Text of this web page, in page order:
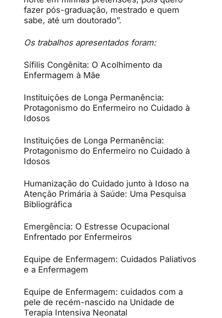
fazer pós-graduação, mestrado e quem
sabe, até um doutorado”.
Os trabalhos apresentados foram:
Sífilis Congênita: O Acolhimento da
Enfermagem à Mãe
Instituições de Longa Permanência:
Protagonismo do Enfermeiro no Cuidado à
Idosos
Instituições de Longa Permanência:
Protagonismo do Enfermeiro no Cuidado à
Idosos
Humanização do Cuidado junto à Idoso na
Atenção Primária à Saúde: Uma Pesquisa
Bibliográfica
Emergência: O Estresse Ocupacional
Enfrentado por Enfermeiros
Equipe de Enfermagem: Cuidados Paliativos
e a Enfermagem
Equipe de Enfermagem: cuidados com a
pele de recém-nascido na Unidade de
Terapia Intensiva Neonatal